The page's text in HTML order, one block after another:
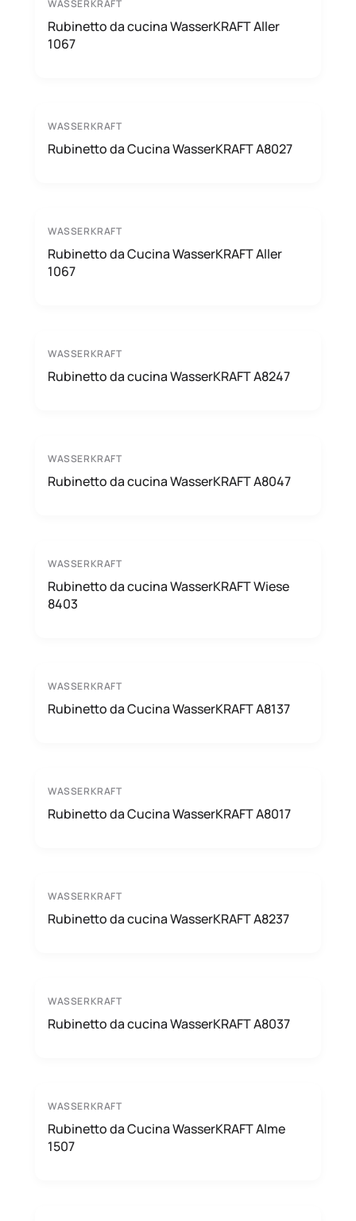
WASSERKRAFT
Rubinetto da cucina WasserKRAFT Aller
1067
WASSERKRAFT
Rubinetto da Cucina WasserKRAFT A8027
WASSERKRAFT
Rubinetto da Cucina WasserKRAFT Aller
1067
WASSERKRAFT
Rubinetto da cucina WasserKRAFT A8247
WASSERKRAFT
Rubinetto da cucina WasserKRAFT A8047
WASSERKRAFT
Rubinetto da cucina WasserKRAFT Wiese
8403
WASSERKRAFT
Rubinetto da Cucina WasserKRAFT A8137
WASSERKRAFT
Rubinetto da Cucina WasserKRAFT A8017
WASSERKRAFT
Rubinetto da cucina WasserKRAFT A8237
WASSERKRAFT
Rubinetto da cucina WasserKRAFT A8037
WASSERKRAFT
Rubinetto da Cucina WasserKRAFT Alme
1507